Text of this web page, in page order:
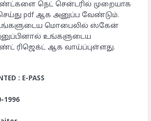
நெட் சென்டரில் முறையாக
pdf ஆக அனுப்ப வேண்டும்.
மொபைலில் ஸ்கேன்
உங்களுடைய
ரிஜெக்ட் ஆக வாய்ப்புள்ளது.
: E-PASS
1996